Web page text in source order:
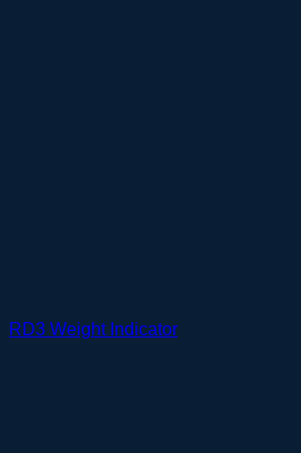
RD3 Weight Indicator